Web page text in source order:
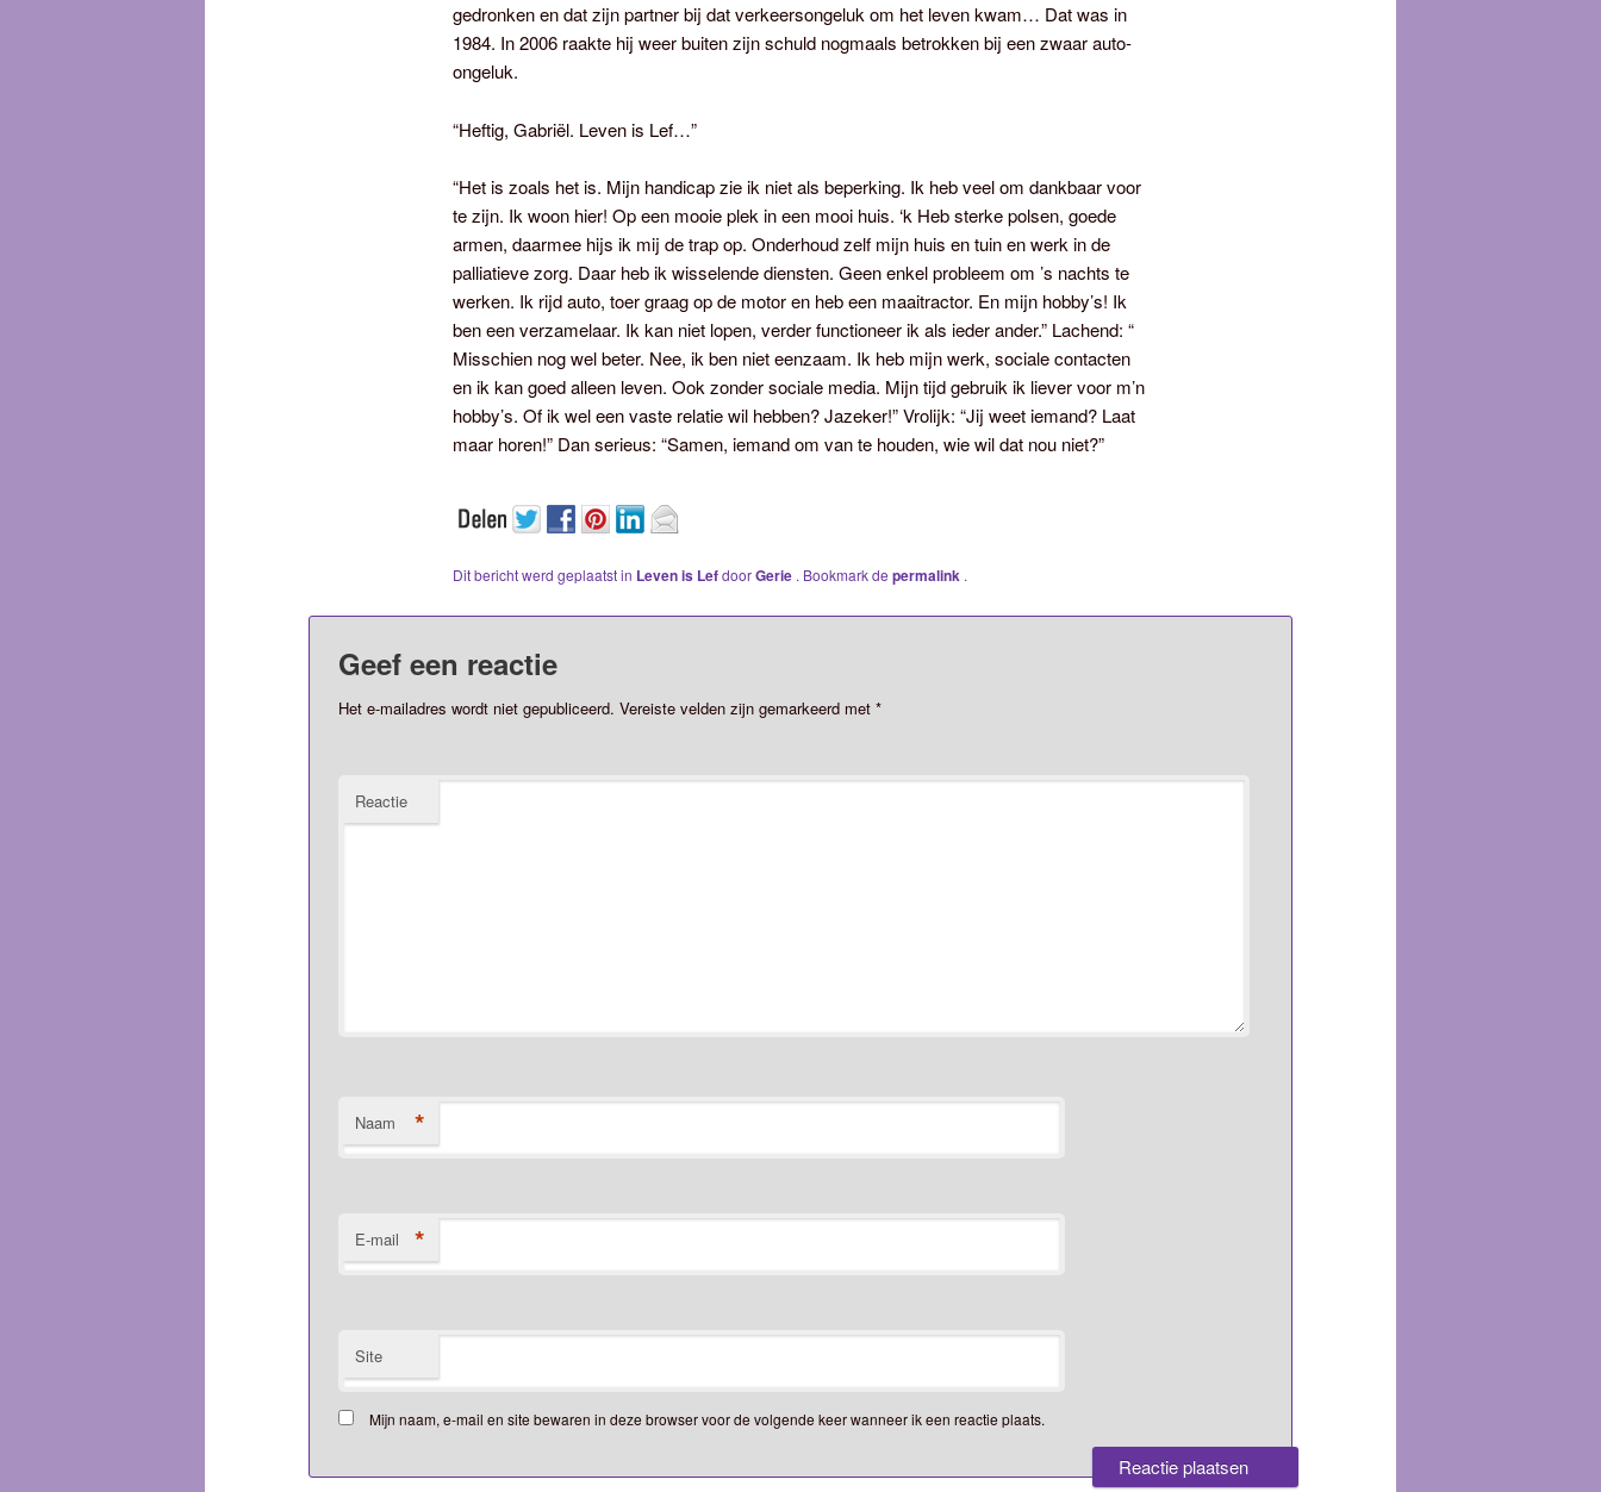
gedronken en dat zijn partner bij dat verkeersongeluk om het leven kwam… Dat was in
1984. In 2006 raakte hij weer buiten zijn schuld nogmaals betrokken bij een zwaar auto-
ongeluk.
“Heftig, Gabriël. Leven is Lef…”
“Het is zoals het is. Mijn handicap zie ik niet als beperking. Ik heb veel om dankbaar voor
te zijn. Ik woon hier! Op een mooie plek in een mooi huis. ‘k Heb sterke polsen, goede
armen, daarmee hijs ik mij de trap op. Onderhoud zelf mijn huis en tuin en werk in de
palliatieve zorg. Daar heb ik wisselende diensten. Geen enkel probleem om ’s nachts te
werken. Ik rijd auto, toer graag op de motor en heb een maaitractor. En mijn hobby’s! Ik
ben een verzamelaar. Ik kan niet lopen, verder functioneer ik als ieder ander.” Lachend: “
Misschien nog wel beter. Nee, ik ben niet eenzaam. Ik heb mijn werk, sociale contacten
en ik kan goed alleen leven. Ook zonder sociale media. Mijn tijd gebruik ik liever voor m’n
hobby’s. Of ik wel een vaste relatie wil hebben? Jazeker!” Vrolijk: “Jij weet iemand? Laat
maar horen!” Dan serieus: “Samen, iemand om van te houden, wie wil dat nou niet?”
Dit bericht werd geplaatst in Leven is LefdoorGerie . Bookmark de permalink .
Geef een reactie
Het e-mailadres wordt niet gepubliceerd. Vereiste velden zijn gemarkeerd met*
Reactie
Naam *
E-mail *
Site
Mijn naam, e-mail en site bewaren in deze browser voor de volgende keer wanneer ik een reactie plaats.